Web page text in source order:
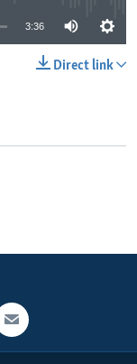
3:36
Direct link